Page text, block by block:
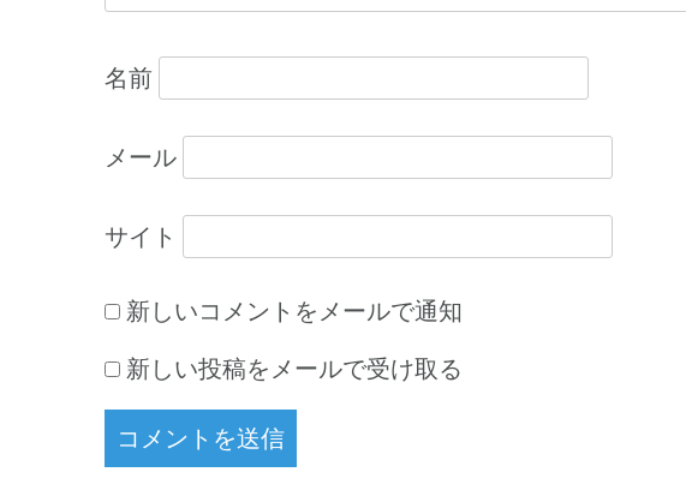
名前
メール
サイト
新しいコメントをメールで通知
新しい投稿をメールで受け取る